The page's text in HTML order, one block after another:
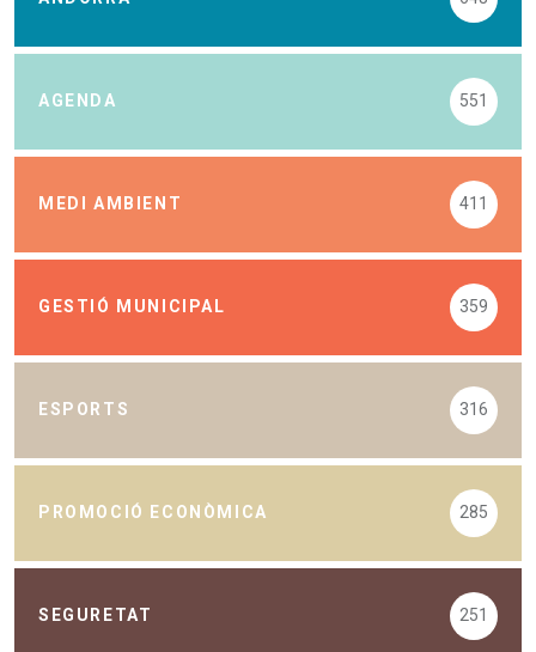
AGENDA 551
MEDI AMBIENT 411
GESTIÓ MUNICIPAL 359
ESPORTS 316
PROMOCIÓ ECONÒMICA 285
SEGURETAT 251